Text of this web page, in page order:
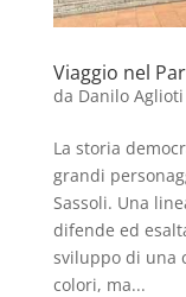
Viaggio nel
da Danilo Aglioti
La storia
grandi
Sassoli. Una
difende ed
sviluppo di una
colori, ma...